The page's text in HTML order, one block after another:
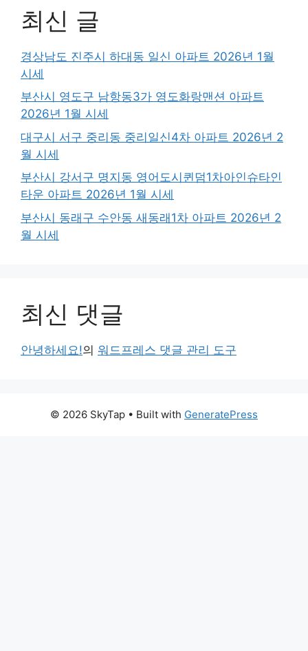
최신 글
경상남도 진주시 하대동 일신 아파트 2026년 1월
시세
부산시 영도구 남항동3가 영도화랑맨션 아파트
2026년 1월 시세
대구시 서구 중리동 중리일신4차 아파트 2026년 2
월 시세
부산시 강서구 명지동 영어도시퀸덤1차아인슈타인
타운 아파트 2026년 1월 시세
부산시 동래구 수안동 새동래1차 아파트 2026년 2
월 시세
최신 댓글
안녕하세요!의 워드프레스 댓글 관리 도구
© 2026 SkyTap • Built with GeneratePress